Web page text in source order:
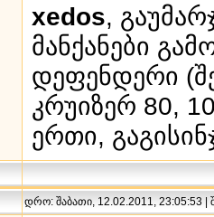
xedos,
მანქანები
დეფენდერი
კრუიზერ 80,
ერთი,
დრო: შაბათი, 12.02.2011, 23:05:53 |